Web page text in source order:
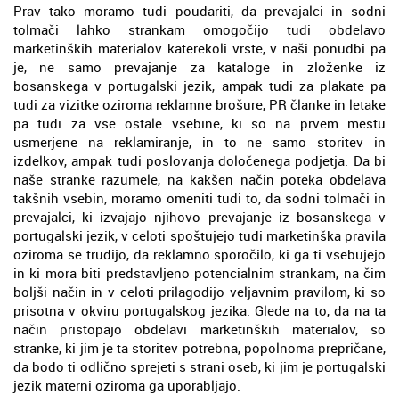
Prav tako moramo tudi poudariti, da prevajalci in sodni
tolmači lahko strankam omogočijo tudi obdelavo
marketinških materialov katerekoli vrste, v naši ponudbi pa
je, ne samo prevajanje za kataloge in zloženke iz
bosanskega v portugalski jezik, ampak tudi za plakate pa
tudi za vizitke oziroma reklamne brošure, PR članke in letake
pa tudi za vse ostale vsebine, ki so na prvem mestu
usmerjene na reklamiranje, in to ne samo storitev in
izdelkov, ampak tudi poslovanja določenega podjetja. Da bi
naše stranke razumele, na kakšen način poteka obdelava
takšnih vsebin, moramo omeniti tudi to, da sodni tolmači in
prevajalci, ki izvajajo njihovo prevajanje iz bosanskega v
portugalski jezik, v celoti spoštujejo tudi marketinška pravila
oziroma se trudijo, da reklamno sporočilo, ki ga ti vsebujejo
in ki mora biti predstavljeno potencialnim strankam, na čim
boljši način in v celoti prilagodijo veljavnim pravilom, ki so
prisotna v okviru portugalskog jezika. Glede na to, da na ta
način pristopajo obdelavi marketinških materialov, so
stranke, ki jim je ta storitev potrebna, popolnoma prepričane,
da bodo ti odlično sprejeti s strani oseb, ki jim je portugalski
jezik materni oziroma ga uporabljajo.